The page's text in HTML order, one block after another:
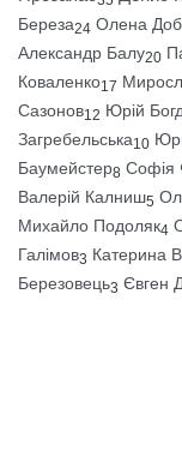
Береза24 Олена
Александр Балу20
Коваленко17
Сазонов12 Юрій
Загребельська10
Баумейстер8 Софія
Валерій Калниш5
Михайло Подоляк4
Галімов3 Катерина
Березовець3 Євген